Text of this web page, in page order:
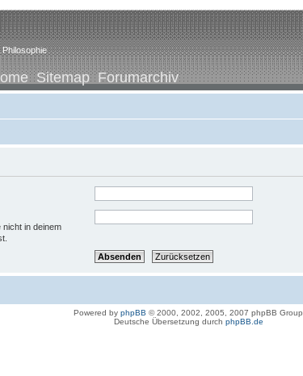
Sitemap Forumarchiv
nicht in deinem
Powered by phpBB © 2000, 2002, 2005, 2007 phpBB Group
Deutsche Übersetzung durch phpBB.de